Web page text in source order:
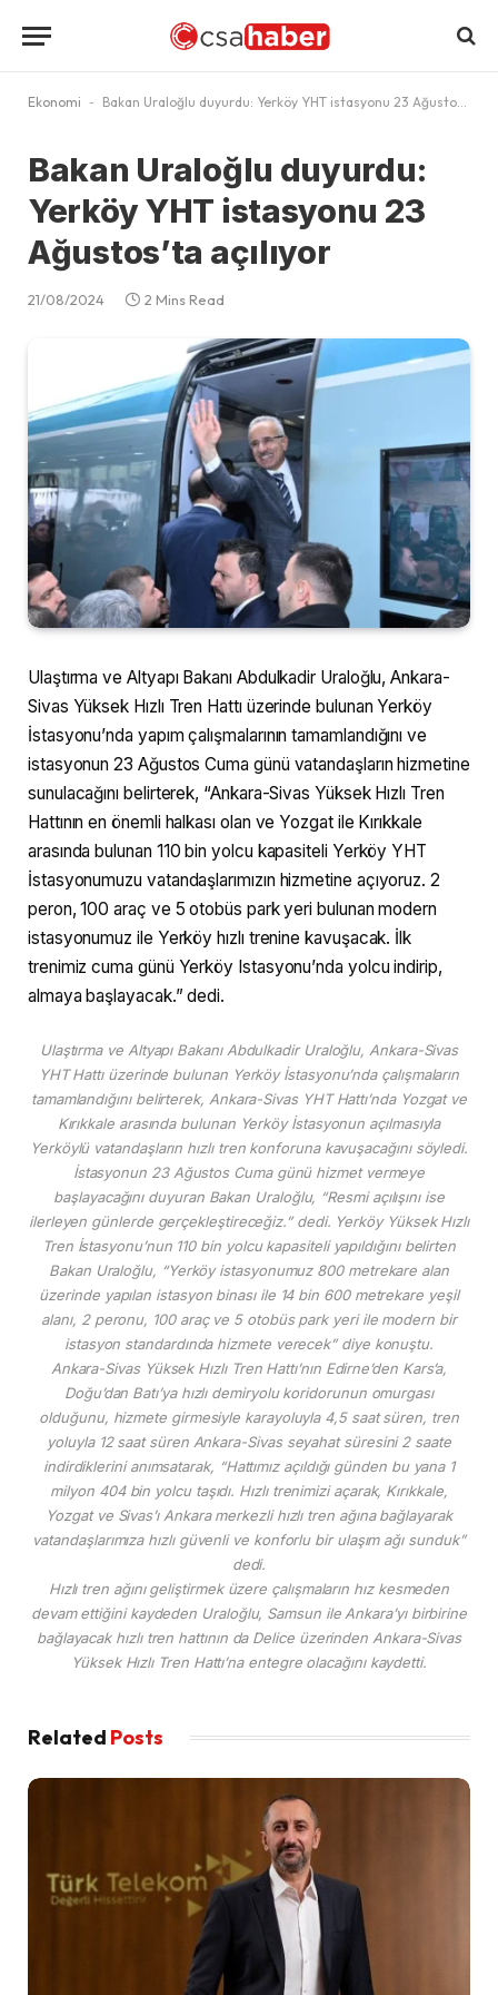
Ekonomi - Bakan Uraloğlu duyurdu: Yerköy YHT istasyonu 23 Ağustos’ta açılıyor
Bakan Uraloğlu duyurdu:
Yerköy YHT istasyonu 23
Ağustos’ta açılıyor
21/08/2024 2 Mins Read
Ulaştırma ve Altyapı Bakanı Abdulkadir Uraloğlu, Ankara-
Sivas Yüksek Hızlı Tren Hattı üzerinde bulunan Yerköy
İstasyonu’nda yapım çalışmalarının tamamlandığını ve
istasyonun 23 Ağustos Cuma günü vatandaşların hizmetine
sunulacağını belirterek, “Ankara-Sivas Yüksek Hızlı Tren
Hattının en önemli halkası olan ve Yozgat ile Kırıkkale
arasında bulunan 110 bin yolcu kapasiteli Yerköy YHT
İstasyonumuzu vatandaşlarımızın hizmetine açıyoruz. 2
peron, 100 araç ve 5 otobüs park yeri bulunan modern
istasyonumuz ile Yerköy hızlı trenine kavuşacak. İlk
trenimiz cuma günü Yerköy Istasyonu’nda yolcu indirip,
almaya başlayacak.” dedi.
Ulaştırma ve Altyapı Bakanı Abdulkadir Uraloğlu, Ankara-Sivas
YHT Hattı üzerinde bulunan Yerköy İstasyonu’nda çalışmaların
tamamlandığını belirterek, Ankara-Sivas YHT Hattı’nda Yozgat ve
Kırıkkale arasında bulunan Yerköy İstasyonun açılmasıyla
Yerköylü vatandaşların hızlı tren konforuna kavuşacağını söyledi.
İstasyonun 23 Ağustos Cuma günü hizmet vermeye
başlayacağını duyuran Bakan Uraloğlu, “Resmi açılışını ise
ilerleyen günlerde gerçekleştireceğiz.” dedi. Yerköy Yüksek Hızlı
Tren İstasyonu’nun 110 bin yolcu kapasiteli yapıldığını belirten
Bakan Uraloğlu, “Yerköy istasyonumuz 800 metrekare alan
üzerinde yapılan istasyon binası ile 14 bin 600 metrekare yeşil
alanı, 2 peronu, 100 araç ve 5 otobüs park yeri ile modern bir
istasyon standardında hizmete verecek” diye konuştu.
Ankara-Sivas Yüksek Hızlı Tren Hattı’nın Edirne’den Kars’a,
Doğu’dan Batı’ya hızlı demiryolu koridorunun omurgası
olduğunu, hizmete girmesiyle karayoluyla 4,5 saat süren, tren
yoluyla 12 saat süren Ankara-Sivas seyahat süresini 2 saate
indirdiklerini anımsatarak, “Hattımız açıldığı günden bu yana 1
milyon 404 bin yolcu taşıdı. Hızlı trenimizi açarak, Kırıkkale,
Yozgat ve Sivas’ı Ankara merkezli hızlı tren ağına bağlayarak
vatandaşlarımıza hızlı güvenli ve konforlu bir ulaşım ağı sunduk”
dedi.
Hızlı tren ağını geliştirmek üzere çalışmaların hız kesmeden
devam ettiğini kaydeden Uraloğlu, Samsun ile Ankara’yı birbirine
bağlayacak hızlı tren hattının da Delice üzerinden Ankara-Sivas
Yüksek Hızlı Tren Hattı’na entegre olacağını kaydetti.
Related Posts